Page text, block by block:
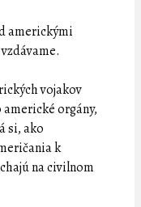
americkými
vojakov
orgány,
si, ako
k
na civilnom